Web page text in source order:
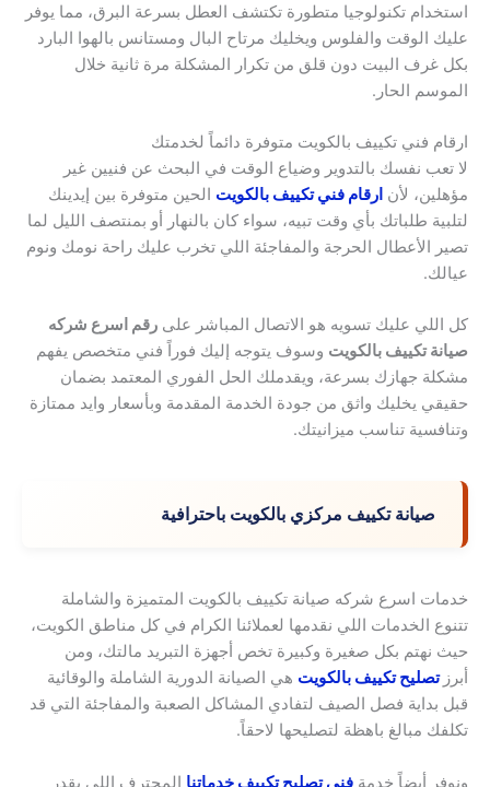
استخدام تكنولوجيا متطورة تكتشف العطل بسرعة البرق، مما يوفر
عليك الوقت والفلوس ويخليك مرتاح البال ومستانس بالهوا البارد
بكل غرف البيت دون قلق من تكرار المشكلة مرة ثانية خلال
الموسم الحار.
ارقام فني تكييف بالكويت متوفرة دائماً لخدمتك
لا تعب نفسك بالتدوير وضياع الوقت في البحث عن فنيين غير
مؤهلين، لأن ارقام فني تكييف بالكويت الحين متوفرة بين إيدينك
لتلبية طلباتك بأي وقت تبيه، سواء كان بالنهار أو بمنتصف الليل لما
تصير الأعطال الحرجة والمفاجئة اللي تخرب عليك راحة نومك ونوم
عيالك.
كل اللي عليك تسويه هو الاتصال المباشر على رقم اسرع شركه
صيانة تكييف بالكويت وسوف يتوجه إليك فوراً فني متخصص يفهم
مشكلة جهازك بسرعة، ويقدملك الحل الفوري المعتمد بضمان
حقيقي يخليك واثق من جودة الخدمة المقدمة وبأسعار وايد ممتازة
وتنافسية تناسب ميزانيتك.
صيانة تكييف مركزي بالكويت باحترافية
خدمات اسرع شركه صيانة تكييف بالكويت المتميزة والشاملة
تتنوع الخدمات اللي نقدمها لعملائنا الكرام في كل مناطق الكويت،
حيث نهتم بكل صغيرة وكبيرة تخص أجهزة التبريد مالتك، ومن
أبرز تصليح تكييف بالكويت هي الصيانة الدورية الشاملة والوقائية
قبل بداية فصل الصيف لتفادي المشاكل الصعبة والمفاجئة التي قد
تكلفك مبالغ باهظة لتصليحها لاحقاً.
ونوفر أيضاً خدمة فني تصليح تكييف خدماتنا المحترف اللي يقدر